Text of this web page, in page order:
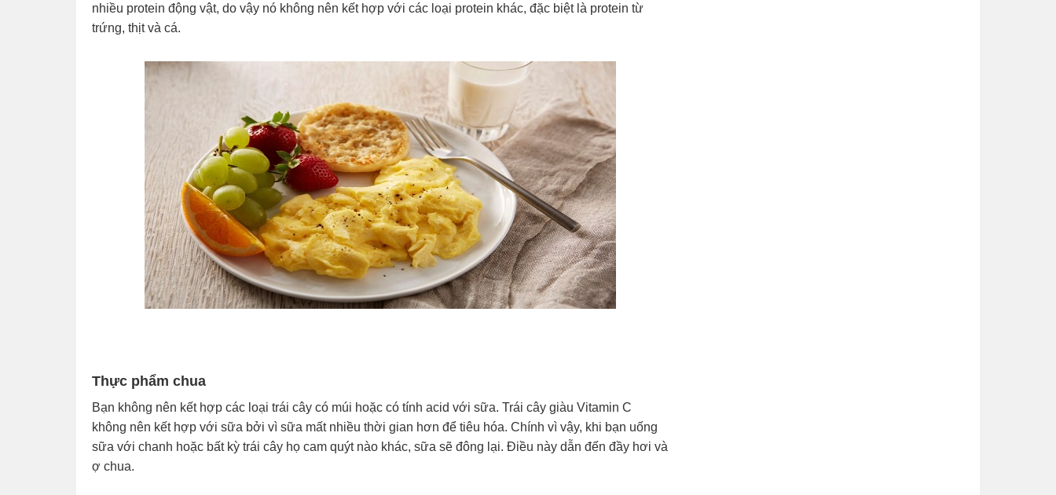
nhiều protein động vật, do vậy nó không nên kết hợp với các loại protein khác, đặc biệt là protein từ
trứng, thịt và cá.
Thực phẩm chua
Bạn không nên kết hợp các loại trái cây có múi hoặc có tính acid với sữa. Trái cây giàu Vitamin C
không nên kết hợp với sữa bởi vì sữa mất nhiều thời gian hơn để tiêu hóa. Chính vì vậy, khi bạn uống
sữa với chanh hoặc bất kỳ trái cây họ cam quýt nào khác, sữa sẽ đông lại. Điều này dẫn đến đầy hơi và
ợ chua.